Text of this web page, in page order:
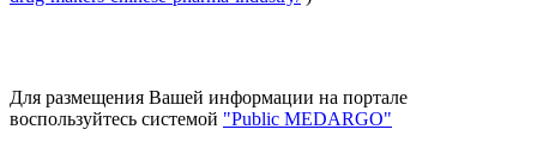
Для размещения Вашей информации на портале
воспользуйтесь системой "Public MEDARGO"